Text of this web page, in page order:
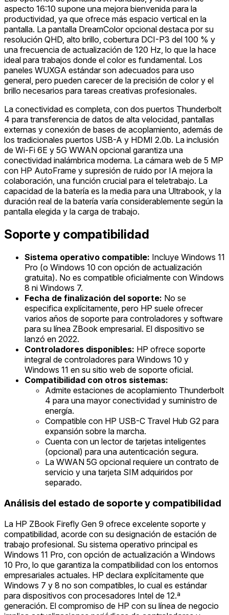
aspecto 16:10 supone una mejora bienvenida para la
productividad, ya que ofrece más espacio vertical en la
pantalla. La pantalla DreamColor opcional destaca por su
resolución QHD, alto brillo, cobertura DCI-P3 del 100 % y
una frecuencia de actualización de 120 Hz, lo que la hace
ideal para trabajos donde el color es fundamental. Los
paneles WUXGA estándar son adecuados para uso
general, pero pueden carecer de la precisión de color y el
brillo necesarios para tareas creativas profesionales.
La conectividad es completa, con dos puertos Thunderbolt
4 para transferencia de datos de alta velocidad, pantallas
externas y conexión de bases de acoplamiento, además de
los tradicionales puertos USB-A y HDMI 2.0b. La inclusión
de Wi-Fi 6E y 5G WWAN opcional garantiza una
conectividad inalámbrica moderna. La cámara web de 5 MP
con HP AutoFrame y supresión de ruido por IA mejora la
colaboración, una función crucial para el teletrabajo. La
capacidad de la batería es la media para una Ultrabook, y la
duración real de la batería varía considerablemente según la
pantalla elegida y la carga de trabajo.
Soporte y compatibilidad
Sistema operativo compatible: Incluye Windows 11
Pro (o Windows 10 con opción de actualización
gratuita). No es compatible oficialmente con Windows
8 ni Windows 7.
Fecha de finalización del soporte: No se
especifica explícitamente, pero HP suele ofrecer
varios años de soporte para controladores y software
para su línea ZBook empresarial. El dispositivo se
lanzó en 2022.
Controladores disponibles: HP ofrece soporte
integral de controladores para Windows 10 y
Windows 11 en su sitio web de soporte oficial.
Compatibilidad con otros sistemas:
Admite estaciones de acoplamiento Thunderbolt
4 para una mayor conectividad y suministro de
energía.
Compatible con HP USB-C Travel Hub G2 para
expansión sobre la marcha.
Cuenta con un lector de tarjetas inteligentes
(opcional) para una autenticación segura.
La WWAN 5G opcional requiere un contrato de
servicio y una tarjeta SIM adquiridos por
separado.
Análisis del estado de soporte y compatibilidad
La HP ZBook Firefly Gen 9 ofrece excelente soporte y
compatibilidad, acorde con su designación de estación de
trabajo profesional. Su sistema operativo principal es
Windows 11 Pro, con opción de actualización a Windows
10 Pro, lo que garantiza la compatibilidad con los entornos
empresariales actuales. HP declara explícitamente que
Windows 7 y 8 no son compatibles, lo cual es estándar
para dispositivos con procesadores Intel de 12.ª
generación. El compromiso de HP con su línea de negocio